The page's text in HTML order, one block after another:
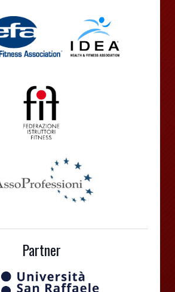
Partner